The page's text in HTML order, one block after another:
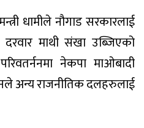
धामीले नौगाड सरकारलाई
दरवार माथी संखा उब्जिएको
नेकपा माओबादी
अन्य राजनीतिक दलहरुलाई